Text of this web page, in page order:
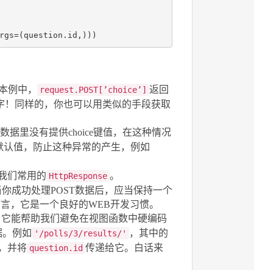
=( question . id ,)))
例中，
request.POST[’choice’] 返回
同样的，你也可以用类似的手段获取
据里没有提供choice键值，在这种情况
值，防止这种异常的产生，例如
们常用的 HttpResponse 。
成功处理POST数据后，应当保持一个
，它是一个良好的WEB开发习惯。
能帮助我们避免在视图函数中硬编码
例如 '/polls/3/results/' ，其中的
并将 question.id 传递给它。白话来